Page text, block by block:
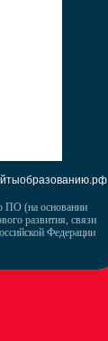
ПО (на основании
развития, связи
Федерации